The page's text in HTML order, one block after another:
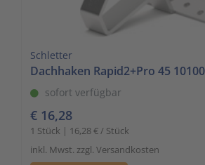
Schletter
Dachhaken Rapid2+Pro 45
sofort verfügbar
€ 16,28
1 Stück | 16,28 € / Stück
inkl. Mwst. zzgl. Versandkosten